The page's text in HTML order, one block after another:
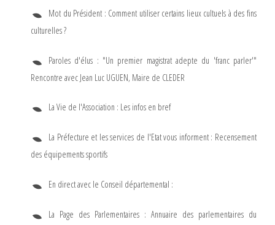
Mot du Président : Comment utiliser certains lieux cultuels à des fins
culturelles ?
Paroles d'élus : "Un premier magistrat adepte du 'franc parler'"
Rencontre avec Jean Luc UGUEN, Maire de CLEDER
La Vie de l'Association : Les infos en bref
La Préfecture et les services de l'Etat vous informent : Recensement
des équipements sportifs
En direct avec le Conseil départemental :
La Page des Parlementaires : Annuaire des parlementaires du